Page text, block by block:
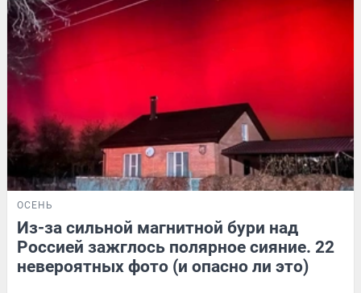
ОСЕНЬ
Из-за сильной магнитной бури над
Россией зажглось полярное сияние. 22
невероятных фото (и опасно ли это)